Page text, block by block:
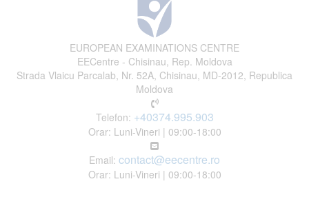
EUROPEAN EXAMINATIONS CENTRE
EECentre - Chisinau, Rep. Moldova
Strada Vlaicu Parcalab, Nr. 52A, Chisinau, MD-2012, Republica
Moldova
Telefon: +40374.995.903
Orar: Luni-Vineri | 09:00-18:00
Email: contact@eecentre.ro
Orar: Luni-Vineri | 09:00-18:00